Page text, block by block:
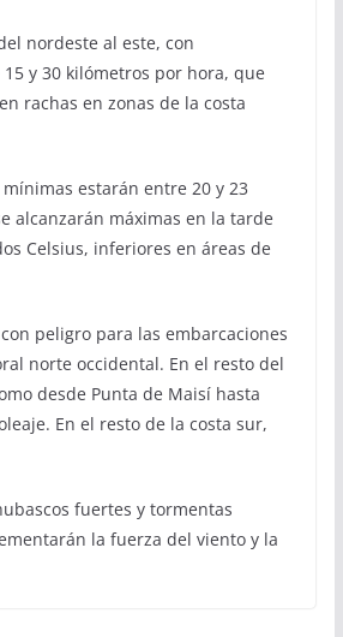
nordeste al este, con
y 30 kilómetros por hora, que
rachas en zonas de la costa
estarán entre 20 y 23
alcanzarán máximas en la tarde
Celsius, inferiores en áreas de
peligro para las embarcaciones
norte occidental. En el resto del
desde Punta de Maisí hasta
En el resto de la costa sur,
fuertes y tormentas
la fuerza del viento y la